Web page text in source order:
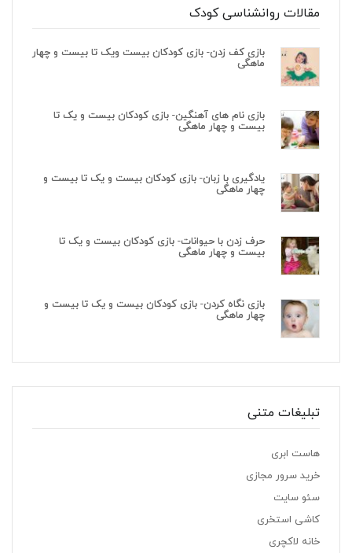
مقالات روانشناسی کودک
بازی کف زدن- بازی کودکان بیست ویک تا بیست و چهار
ماهگی
بازی نام های آهنگین- بازی کودکان بیست و یک تا
بیست و چهار ماهگی
یادگیری با زبان- بازی کودکان بیست و یک تا بیست و
چهار ماهگی
حرف زدن با حیوانات- بازی کودکان بیست و یک تا
بیست و چهار ماهگی
بازی نگاه کردن- بازی کودکان بیست و یک تا بیست و
چهار ماهگی
تبلیغات متنی
هاست ابری
خرید سرور مجازی
سئو سایت
کاشی استخری
خانه لاکچری